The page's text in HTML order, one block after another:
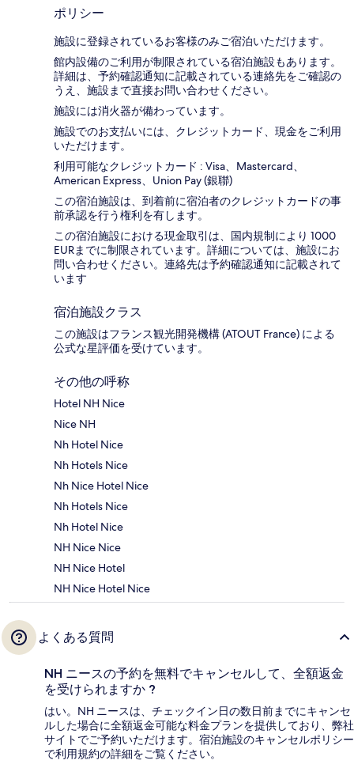
ポリシー
施設に登録されているお客様のみご宿泊いただけます。
館内設備のご利用が制限されている宿泊施設もあります。
詳細は、予約確認通知に記載されている連絡先をご確認の
うえ、施設まで直接お問い合わせください。
施設には消火器が備わっています。
施設でのお支払いには、クレジットカード、現金をご利用
いただけます。
利用可能なクレジットカード : Visa、Mastercard、
American Express、Union Pay (銀聯)
この宿泊施設は、到着前に宿泊者のクレジットカードの事
前承認を行う権利を有します。
この宿泊施設における現金取引は、国内規制により 1000
EURまでに制限されています。詳細については、施設にお
問い合わせください。連絡先は予約確認通知に記載されて
います
宿泊施設クラス
この施設はフランス観光開発機構 (ATOUT France) による
公式な星評価を受けています。
その他の呼称
Hotel NH Nice
Nice NH
Nh Hotel Nice
Nh Hotels Nice
Nh Nice Hotel Nice
Nh Hotels Nice
Nh Hotel Nice
NH Nice Nice
NH Nice Hotel
NH Nice Hotel Nice
よくある質問
NH ニースの予約を無料でキャンセルして、全額返金
を受けられますか ?
はい。NH ニースは、チェックイン日の数日前までにキャンセ
ルした場合に全額返金可能な料金プランを提供しており、弊社
サイトでご予約いただけます。宿泊施設のキャンセルポリシー
で利用規約の詳細をご覧ください。